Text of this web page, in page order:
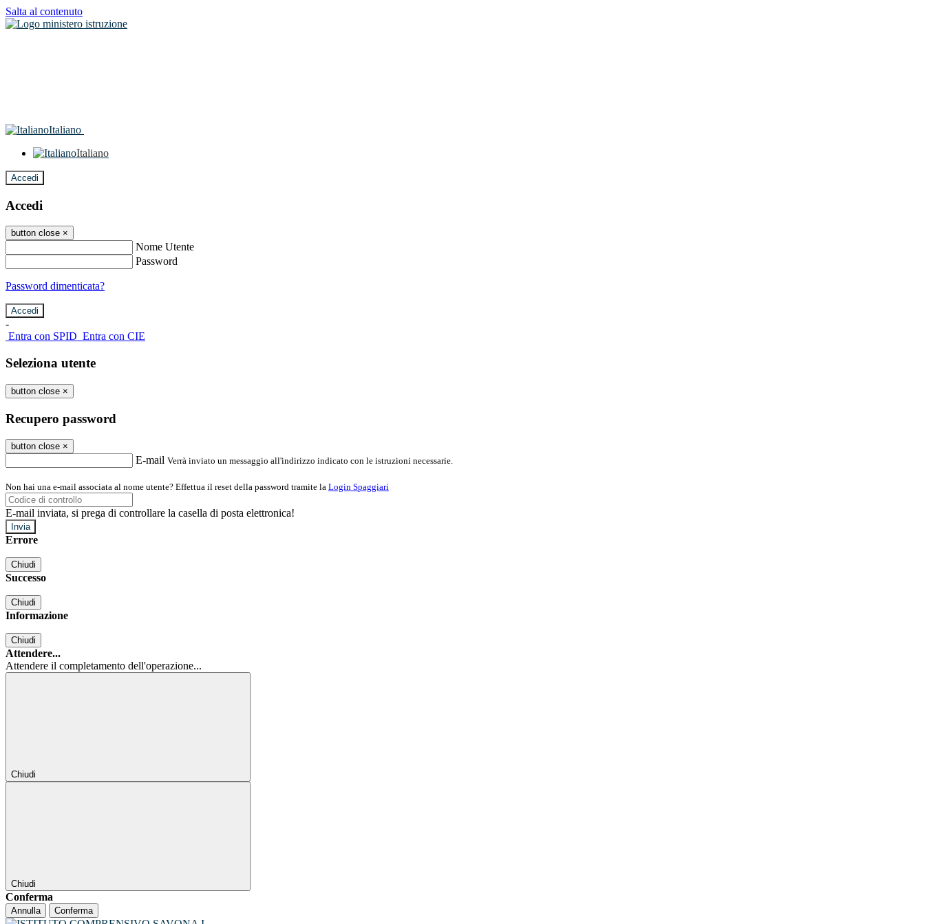
Salta al contenuto
Italiano
Italiano
Accedi
Accedi
button close ×
Nome Utente
Password
Password dimenticata?
-
Entra con SPID Entra con CIE
Seleziona utente
button close ×
Recupero password
button close ×
E-mail Verrà inviato un messaggio all'indirizzo indicato con le istruzioni necessarie.
Non hai una e-mail associata al nome utente? Effettua il reset della password tramite la Login Spaggiari
E-mail inviata, si prega di controllare la casella di posta elettronica!
Errore
Chiudi
Successo
Chiudi
Informazione
Chiudi
Attendere...
Attendere il completamento dell'operazione...
Chiudi
Chiudi
Conferma
Annulla Conferma